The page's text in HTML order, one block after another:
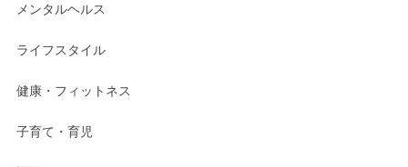
メンタルヘルス
ライフスタイル
健康・フィットネス
子育て・育児